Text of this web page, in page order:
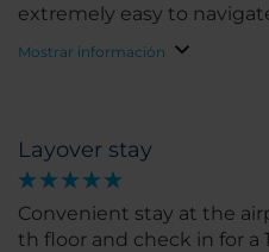
extremely easy to
Mostrar información
Layover stay
Convenient stay at the
th floor and check in for a